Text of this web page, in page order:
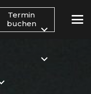
Termin
buchen